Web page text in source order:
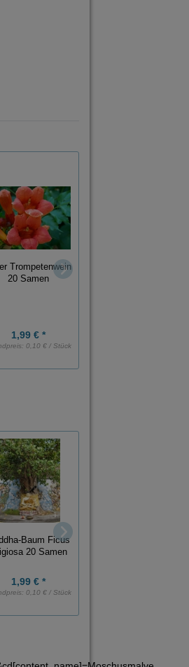
Trompetenwein
20 Samen
1,99 € *
0,10 € / Stück
Baum Ficus
20 Samen
1,99 € *
0,10 € / Stück